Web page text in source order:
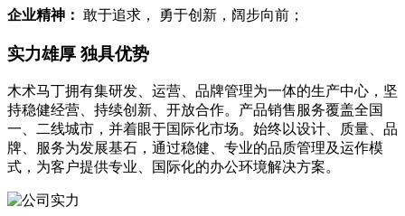
企业精神： 敢于追求， 勇于创新，阔步向前；
实力雄厚 独具优势
木术马丁拥有集研发、运营、品牌管理为一体的生产中心，坚
持稳健经营、持续创新、开放合作。产品销售服务覆盖全国
一、二线城市，并着眼于国际化市场。始终以设计、质量、品
牌、服务为发展基石，通过稳健、专业的品质管理及运作模
式，为客户提供专业、国际化的办公环境解决方案。